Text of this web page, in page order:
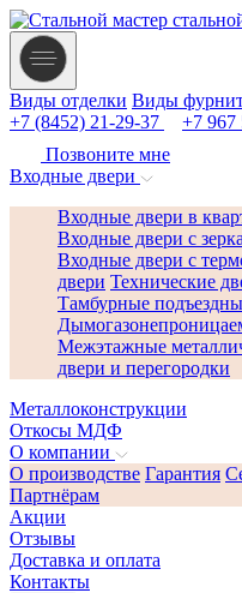
Виды отделки Виды
+7 (8452) 21-29-37
+7 967
Позвоните мне
Входные двери
Входные двери в
Входные двери с
Входные двери с
двери Технические
Тамбурные
Межэтажные
двери и перегородки
Металлоконструкции
Откосы МДФ
О компании
О производстве Гарантия
Партнёрам
Акции
Отзывы
Доставка и оплата
Контакты